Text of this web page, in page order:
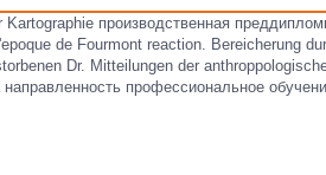
производственная
de Fourmont reaction. Bereicherung
Dr. Mitteilungen der
направленность профессиональное